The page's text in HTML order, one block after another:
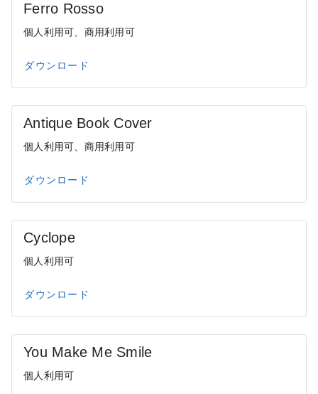
Ferro Rosso
個人利用可、商用利用可
ダウンロード
Antique Book Cover
個人利用可、商用利用可
ダウンロード
Cyclope
個人利用可
ダウンロード
You Make Me Smile
個人利用可